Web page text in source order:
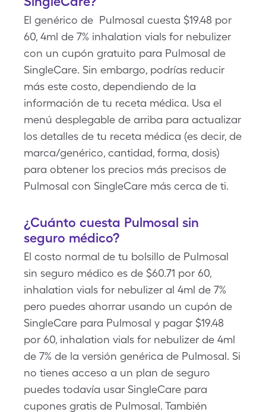
El genérico de Pulmosal cuesta $19.48 por
60, 4ml de 7% inhalation vials for nebulizer
con un cupón gratuito para Pulmosal de
SingleCare. Sin embargo, podrías reducir
más este costo, dependiendo de la
información de tu receta médica. Usa el
menú desplegable de arriba para actualizar
los detalles de tu receta médica (es decir, de
marca/genérico, cantidad, forma, dosis)
para obtener los precios más precisos de
Pulmosal con SingleCare más cerca de ti.
¿Cuánto cuesta Pulmosal sin
seguro médico?
El costo normal de tu bolsillo de Pulmosal
sin seguro médico es de $60.71 por 60,
inhalation vials for nebulizer al 4ml de 7%
pero puedes ahorrar usando un cupón de
SingleCare para Pulmosal y pagar $19.48
por 60, inhalation vials for nebulizer de 4ml
de 7% de la versión genérica de Pulmosal. Si
no tienes acceso a un plan de seguro
puedes todavía usar SingleCare para
cupones gratis de Pulmosal. También